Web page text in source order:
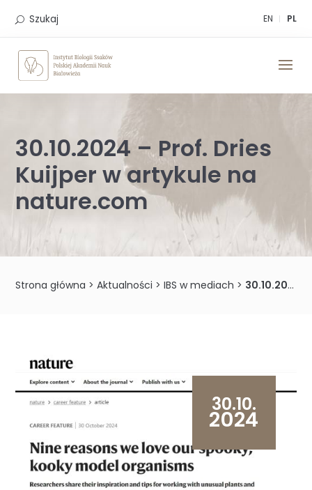
EN PL
Szukaj
30.10.2024 – Prof. Dries
Kuijper w artykule na
nature.com
Strona główna >Aktualności >IBS w mediach > 30.10.2024 – Prof. Dries Kuijper w artykule na nature.com
30.10.
2024